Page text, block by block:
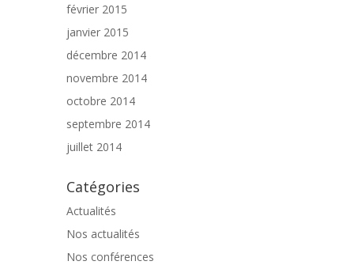
février 2015
janvier 2015
décembre 2014
novembre 2014
octobre 2014
septembre 2014
juillet 2014
Catégories
Actualités
Nos actualités
Nos conférences